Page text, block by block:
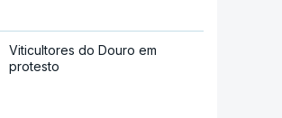
Viticultores do Douro em
protesto